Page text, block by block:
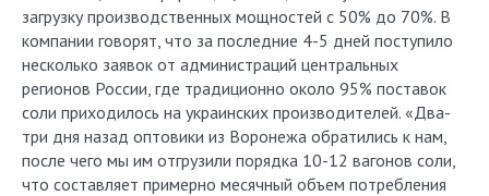
загрузку производственных мощностей с 50% до 70%. В
компании говорят, что за последние 4-5 дней поступило
несколько заявок от администраций центральных
регионов России, где традиционно около 95% поставок
соли приходилось на украинских производителей. «Два-
три дня назад оптовики из Воронежа обратились к нам,
после чего мы им отгрузили порядка 10-12 вагонов соли,
что составляет примерно месячный объем потребления